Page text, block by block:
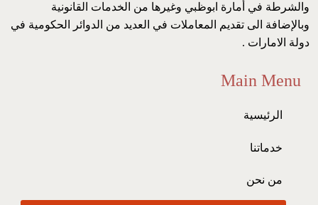
والشرطة في أمارة ابوظبي وغيرها من الخدمات القانونية
وبالإضافة الى تقديم المعاملات في العديد من الدوائر الحكومية في
دولة الامارات .
Main Menu
الرئيسية
خدماتنا
من نحن